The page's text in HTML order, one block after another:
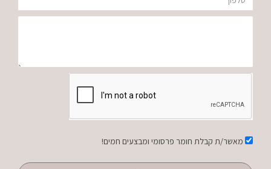
טלפון
אישורמאשר/ת קבלת חומר פרסומי ומבצעים חמים!